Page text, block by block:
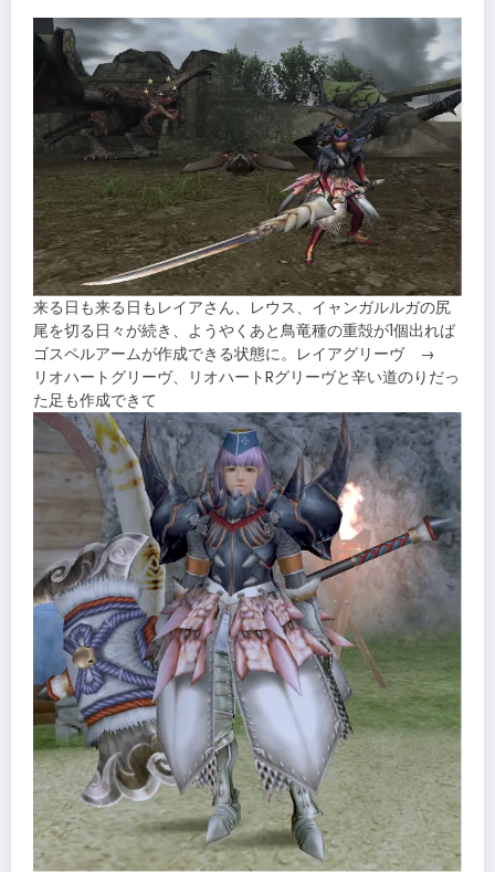
来る日も来る日もレイアさん、レウス、イャンガルルガの尻
尾を切る日々が続き、ようやくあと鳥竜種の重殻が1個出れば
ゴスペルアームが作成できる状態に。レイアグリーヴ →
リオハートグリーヴ、リオハートRグリーヴと辛い道のりだっ
た足も作成できて